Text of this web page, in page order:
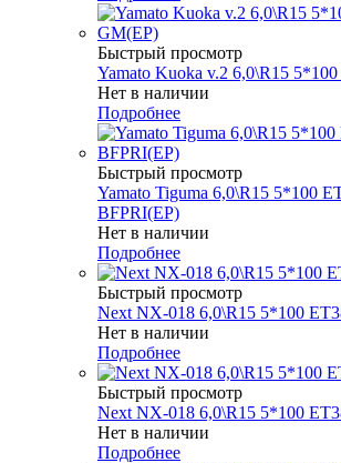
Быстрый просмотр
Yamato Kuoka v.2 6,0\R15
Нет в наличии
Подробнее
Быстрый просмотр
Yamato Tiguma 6,0\R15 5*100
BFPRI(EP)
Нет в наличии
Подробнее
Быстрый просмотр
Next NX-018 6,0\R15 5*100
Нет в наличии
Подробнее
Быстрый просмотр
Next NX-018 6,0\R15 5*100
Нет в наличии
Подробнее